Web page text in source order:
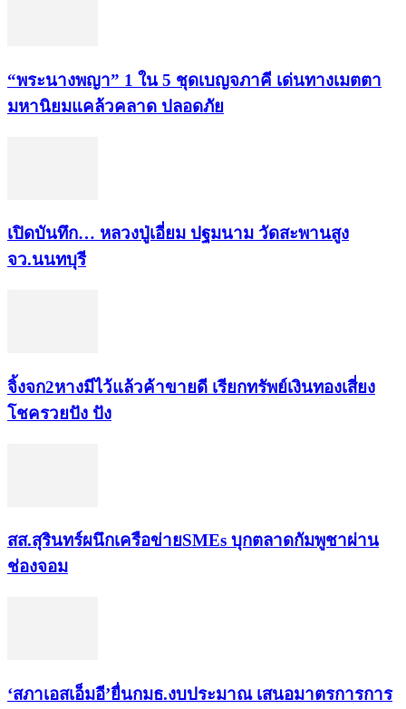
“พระ​นาง​พญา” 1 ใน 5​ ชุดเบญจ​ภาคี​ เด่นทางเมตตา​
มหา​นิยม​แคล้วคลาด​ ปลอดภัย​
เปิดบันทึก… หลวงปู่เอี่ยม ​ปฐม​นาม​ วัดสะพานสูง​
จว.นนทบุรี
จิ้งจก​2​หาง​มีไว้แล้ว​ค้าขาย​ดี​ เรียก​ทรัพย์เงินทอง​เสี่ยง
โชค​รวยปัง​ ปัง​
สส.สุรินทร์ผนึกเครือข่ายSMEs บุกตลาดกัมพูชาผ่าน
ช่องจอม
‘สภาเอสเอ็มอี’ยื่นกมธ.งบประมาณ เสนอมาตรการการ